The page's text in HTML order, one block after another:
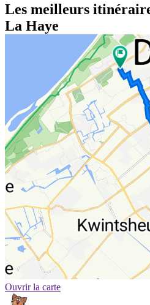
Les meilleurs
La Haye
Ouvrir la carte